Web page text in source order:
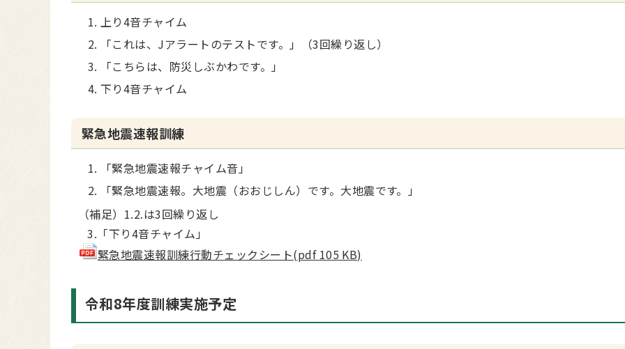
上り4音チャイム
「これは、Jアラートのテストです。」（3回繰り返し）
「こちらは、防災しぶかわです。」
下り4音チャイム
緊急地震速報訓練
「緊急地震速報チャイム音」
「緊急地震速報。大地震（おおじしん）です。大地震です。」
（補足）1.2.は3回繰り返し
3.「下り4音チャイム」
緊急地震速報訓練行動チェックシート(pdf 105 KB)
令和8年度訓練実施予定